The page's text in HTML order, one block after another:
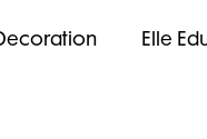
Elle